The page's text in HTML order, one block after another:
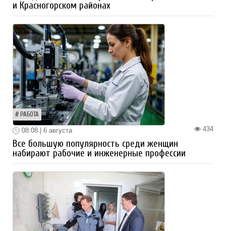
и Красногорском районах
РАБОТА
434
08:08 | 6 августа
Все большую популярность среди женщин
набирают рабочие и инженерные профессии